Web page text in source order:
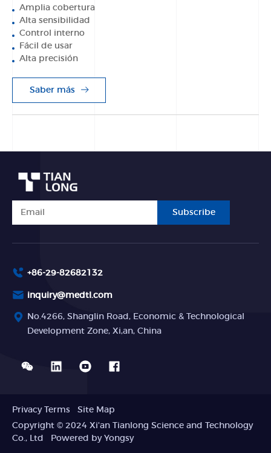
Amplia cobertura
Alta sensibilidad
Control interno
Fácil de usar
Alta precisión
Saber más
Subscribe
+86-29-82682132
inquiry@medtl.com
No.4266, Shanglin Road, Economic & Technological
Development Zone, Xi,an, China
Copyright © 2024 Xi'an Tianlong Science and Technology
Co., Ltd
Powered by Yongsy
Privacy Terms Site Map